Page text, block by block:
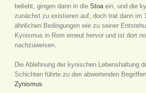
beliebt, gingen dann in die Stoa ein, und die
zunächst zu existieren auf, doch trat dann im
ähnlichen Bedingungen wie zu seiner
Kynismus in Rom erneut hervor und ist dort
nachzuweisen.
Die Ablehnung der kynischen Lebenshaltung
Schichten führte zu den abwertenden Begriffen
Zynismus